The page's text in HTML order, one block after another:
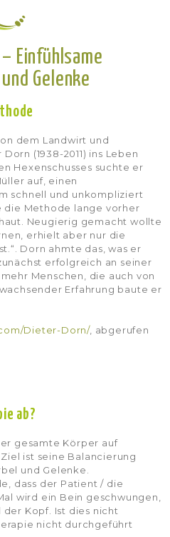
Einfühlsame
Gelenke
dem Landwirt und
(1938-2011) ins Leben
Hexenschusses suchte er
auf, einen
schnell und unkompliziert
die Methode lange vorher
Neugierig gemacht wollte
erhielt aber nur die
Dorn ahmte das, was er
erfolgreich an seiner
Menschen, die auch von
Erfahrung baute er
Dieter-Dorn/, abgerufen
ab?
gesamte Körper auf
ist seine Balancierung
und Gelenke.
dass der Patient / die
wird ein Bein geschwungen,
Kopf. Ist dies nicht
nicht durchgeführt